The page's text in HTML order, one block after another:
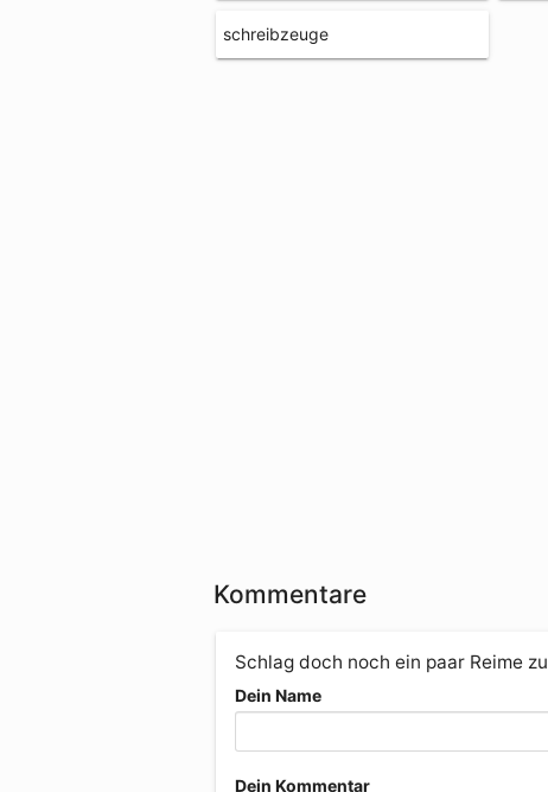
schreibzeuge
Kommentare
Schlag doch noch ein paar Reime zu
Dein Name
Dein Kommentar